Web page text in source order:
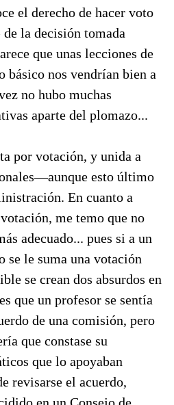
el derecho de hacer voto
la decisión tomada
que unas lecciones de
básico nos vendrían bien a
no hubo muchas
aparte del plomazo...
por votación, y unida a
esto último
En cuanto a
me temo que no
adecuado... pues si a un
se le suma una votación
se crean dos absurdos en
que un profesor se sentía
de una comisión, pero
que constase su
que lo apoyaban
revisarse el acuerdo,